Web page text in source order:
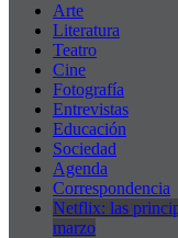
Arte
Literatura
Teatro
Cine
Fotografía
Entrevistas
Educación
Sociedad
Agenda
Correspondencia
Netflix: las
marzo